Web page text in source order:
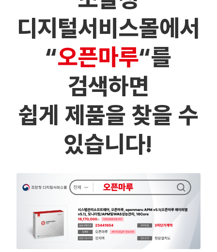
디지털서비스몰에서
“오픈마루“를
검색하면
쉽게 제품을 찾을 수
있습니다!